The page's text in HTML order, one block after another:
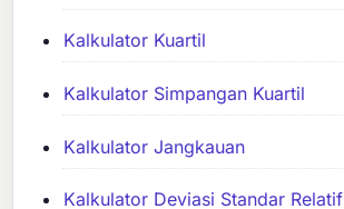
Kalkulator Kuartil
Kalkulator Simpangan Kuartil
Kalkulator Jangkauan
Kalkulator Deviasi Standar Relatif